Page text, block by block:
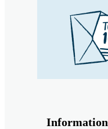
Information